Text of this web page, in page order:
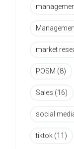
market
POSM (8)
Sales (16)
social
tiktok (11)